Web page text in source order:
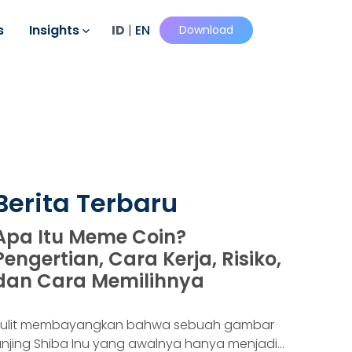
Insights ID | EN Download
Terbaru
Itu Meme Coin?
Cara Kerja, Risiko,
Cara Memilihnya
membayangkan bahwa sebuah gambar
Shiba Inu yang awalnya hanya menjadi